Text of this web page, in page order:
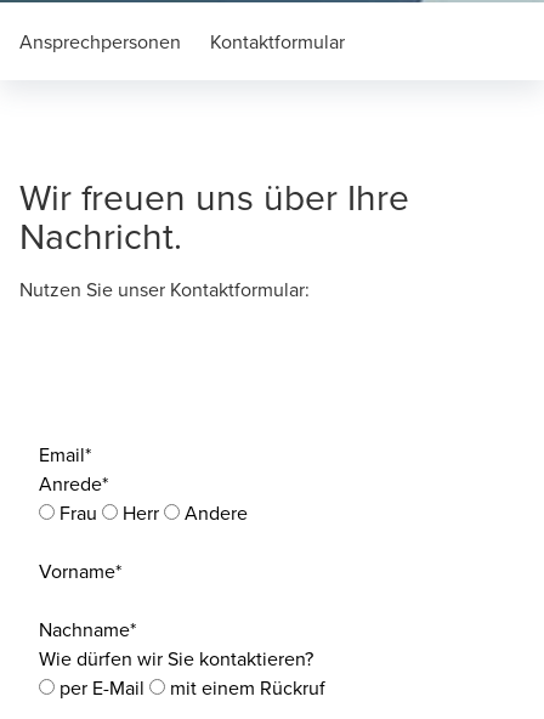
Ansprechpersonen Kontaktformular
Wir freuen uns über Ihre
Nachricht.
Nutzen Sie unser Kontaktformular:
Email*
Anrede*
Frau
Herr Andere
Vorname*
Nachname*
Wie dürfen wir Sie kontaktieren?
per E-Mail
mit einem Rückruf